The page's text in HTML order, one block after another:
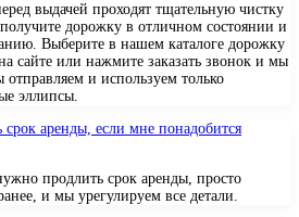
выдачей проходят тщательную чистку
дорожку в отличном состоянии и
Выберите в нашем каталоге дорожку
сайте или нажмите заказать звонок и мы
и используем только
эллипсы.
аренды, если мне понадобится
продлить срок аренды, просто
и мы урегулируем все детали.